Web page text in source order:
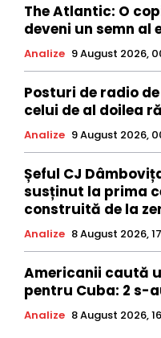
The Atlantic: O
deveni un semn al
Analize 9 August 2026,
Posturi de radio
celui de al doilea
Analize 9 August 2026,
Șeful CJ
susținut la prima
construită de la
Analize 8 August 2026,
Americanii caută
pentru Cuba: 2 s-
Analize 8 August 2026,